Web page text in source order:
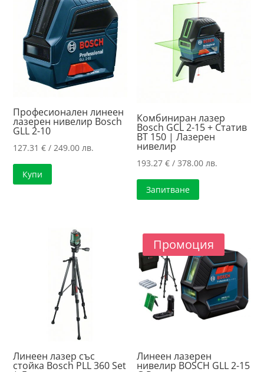
Професионален линеен
лазерен нивелир Bosch
GLL 2-10
127.31€ / 249.00 лв.
Купи
Комбиниран лазер
Bosch GCL 2-15 + Статив
BT 150 | Лазерен
нивелир
193.27€ / 378.00 лв.
Запитване
Линеен лазер със
стойка Bosch PLL 360 Set
Промоция
Линеен лазерен
нивелир BOSCH GLL 2-15